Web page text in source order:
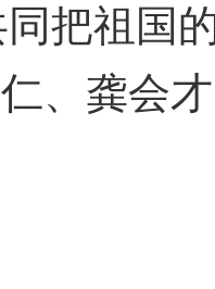
把祖国
、龚会